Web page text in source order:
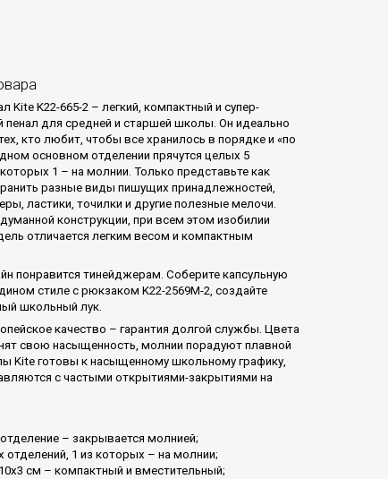
Kite K22-665-2 – легкий, компактный и супер-
пенал для средней и старшей школы. Он идеально
кто любит, чтобы все хранилось в порядке и «по
основном отделении прячутся целых 5
1 – на молнии. Только представьте как
разные виды пишущих принадлежностей,
ластики, точилки и другие полезные мелочи.
конструкции, при всем этом изобилии
отличается легким весом и компактным
понравится тинейджерам. Соберите капсульную
стиле с рюкзаком K22-2569M-2, создайте
школьный лук.
качество – гарантия долгой службы. Цвета
свою насыщенность, молнии порадуют плавной
Kite готовы к насыщенному школьному графику,
с частыми открытиями-закрытиями на
– закрывается молнией;
отделений, 1 из которых – на молнии;
см – компактный и вместительный;